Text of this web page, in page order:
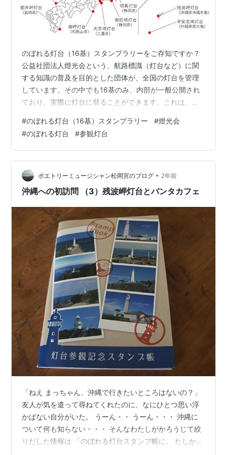
のぼれる灯台（16基）スタンプラリーをご存知ですか？
公益社団法人燈光会という、航路標識（灯台など）に関
する知識の普及を目的とした団体が、全国の灯台を管理
しています。その中でも16基のみ、内部が一般公開され
ており、実際に灯台に登ることができます。これは、そ
www.tokokai.org このスタンプラリーに参加するには、
「灯台参観記念スタンプ帳（1冊150円）」を購入する必
要があります。また、灯台に登る際には、参観寄付金と
して1回300円を支払います。この寄付金を支払う際に、
スタンプ帳にスタンプを押してもらえます（スタンプを
押してもらうこと自体には追加料金…
#のぼれる灯台（16基）スタンプラリー #燈光会
#のぼれる灯台 #参観灯台
ポエトリーミュージシャン松岡宮のブログ • 2年前
沖縄への初訪問 （3）残波岬灯台とバンタカフェ
「ねえ まっちゃん、沖縄で行きたいところはないの？」
友人が気を遣って尋ねてくれたのに、なにひとつ思い浮
かばない自分がいた。 うーん・・ うーん・・・ 沖縄に
ついて何も知らない・・・ そんなわたしがかろうじて絞
りだした情報は 「のぼれる灯台スタンプ帳に、 たしか沖